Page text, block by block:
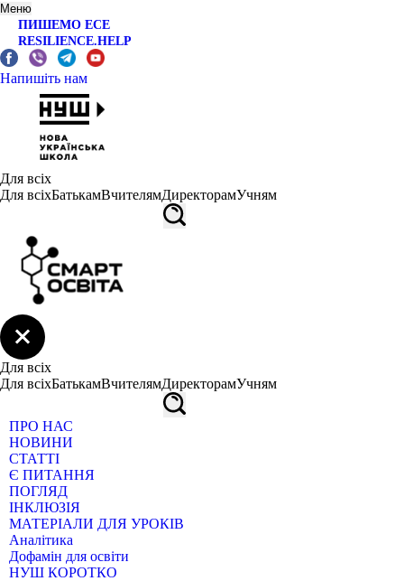
Меню
ПИШЕМО ЕСЕ
RESILIENCE.HELP
Напишіть нам
Для всіх
Для всіхБатькамВчителямДиректорамУчням
Для всіх
Для всіхБатькамВчителямДиректорамУчням
ПРО НАС
НОВИНИ
СТАТТІ
Є ПИТАННЯ
ПОГЛЯД
ІНКЛЮЗІЯ
МАТЕРІАЛИ ДЛЯ УРОКІВ
Аналітика
Дофамін для освіти
НУШ КОРОТКО